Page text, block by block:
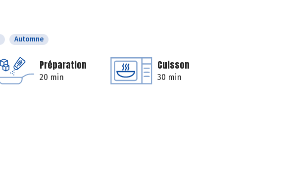
Automne
Préparation
20 min
Cuisson
30 min